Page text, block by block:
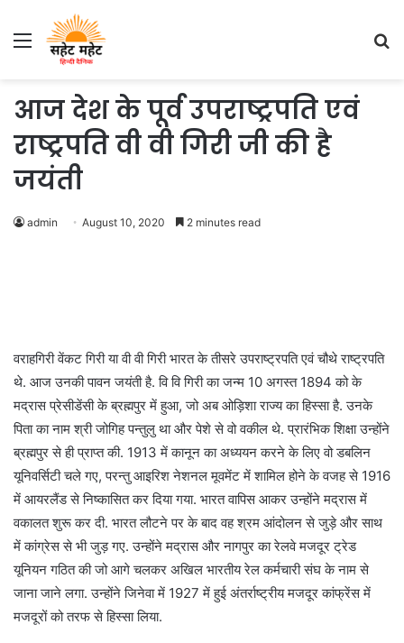
Menu
आज देश के पूर्व उपराष्ट्रपति एवं
राष्ट्रपति वी वी गिरी जी की है
जयंती
admin August 10, 2020 2 minutes read
वराहगिरी वेंकट गिरी या वी वी गिरी भारत के तीसरे उपराष्ट्रपति एवं चौथे राष्ट्रपति
थे. आज उनकी पावन जयंती है. वि वि गिरी का जन्म 10 अगस्त 1894 को के
मद्रास प्रेसीडेंसी के ब्रह्मपुर में हुआ, जो अब ओड़िशा राज्य का हिस्सा है. उनके
पिता का नाम श्री जोगिह पन्तुलु था और पेशे से वो वकील थे. प्रारंभिक शिक्षा उन्होंने
ब्रह्मपुर से ही प्राप्त की. 1913 में कानून का अध्ययन करने के लिए वो डबलिन
यूनिवर्सिटी चले गए, परन्तु आइरिश नेशनल मूवमेंट में शामिल होने के वजह से 1916
में आयरलैंड से निष्कासित कर दिया गया. भारत वापिस आकर उन्होंने मद्रास में
वकालत शुरू कर दी. भारत लौटने पर के बाद वह श्रम आंदोलन से जुड़े और साथ
में कांग्रेस से भी जुड़ गए. उन्होंने मद्रास और नागपुर का रेलवे मजदूर ट्रेड
यूनियन गठित की जो आगे चलकर अखिल भारतीय रेल कर्मचारी संघ के नाम से
जाना जाने लगा. उन्होंने जिनेवा में 1927 में हुई अंतर्राष्ट्रीय मजदूर कांफ्रेंस में
मजदूरों को तरफ से हिस्सा लिया.